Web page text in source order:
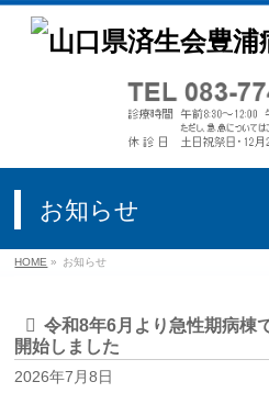
お知らせ
HOME » お知らせ
令和8年6月より急性期病棟
開始しました
2026年7月8日